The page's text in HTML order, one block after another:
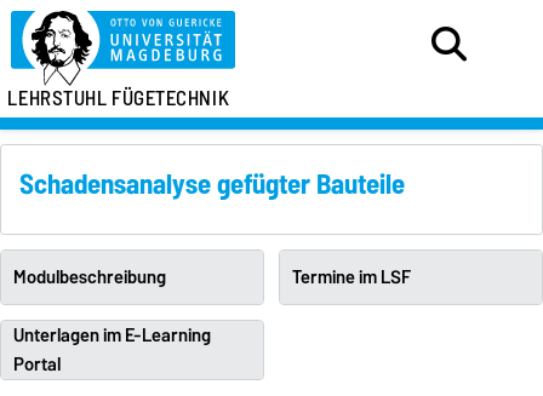
LEHRSTUHL FÜGETECHNIK
Schadensanalyse gefügter Bauteile
Modulbeschreibung
Termine im LSF
Unterlagen im E-Learning
Portal